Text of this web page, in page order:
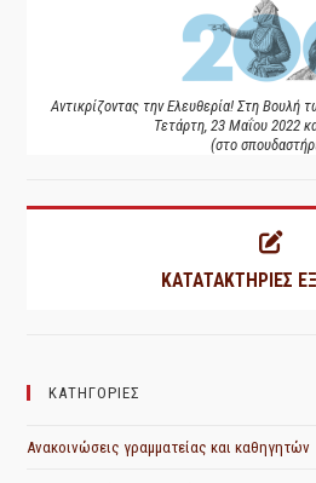
Αντικρίζοντας την Ελευθερία! Στη Βουλή
Τετάρτη, 23 Μαΐου 2022
(στο
ΚΑΤΑΤΑΚΤΗΡΙΕΣ
ΚΑΤΗΓΟΡΙΕΣ
Ανακοινώσεις γραμματείας και καθηγητών